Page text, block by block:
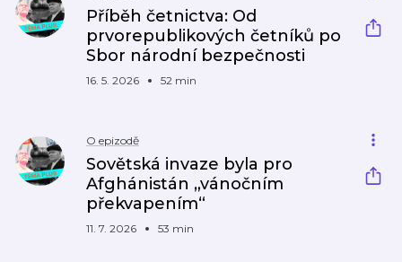
Příběh četnictva: Od
prvorepublikových četníků po
Sbor národní bezpečnosti
16. 5. 2026 52 min
O epizodě
Sovětská invaze byla pro
Afghánistán „vánočním
překvapením“
11. 7. 2026 53 min